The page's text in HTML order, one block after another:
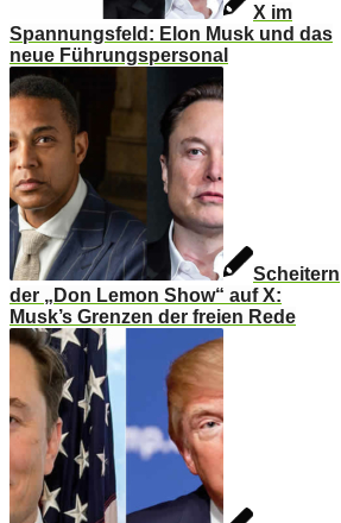
X im
Spannungsfeld: Elon Musk und das
neue Führungspersonal
Scheitern
der „Don Lemon Show“ auf X:
Musk’s Grenzen der freien Rede